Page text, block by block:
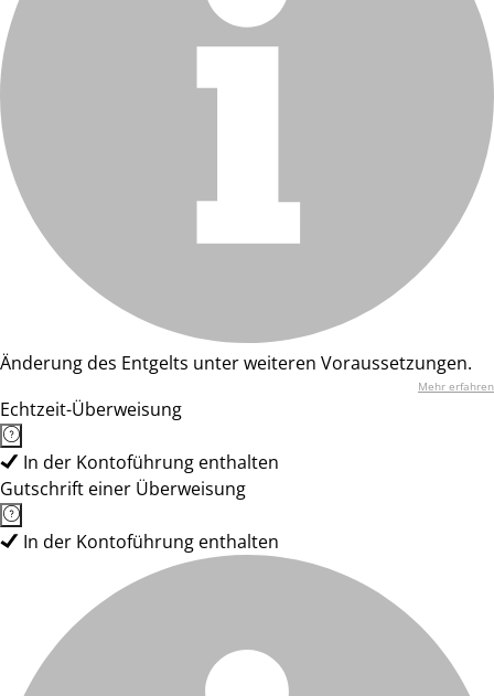
Änderung des Entgelts unter weiteren Voraussetzungen.
Mehr erfahren
Echtzeit-Überweisung
In der Kontoführung enthalten
Gutschrift einer Überweisung
In der Kontoführung enthalten